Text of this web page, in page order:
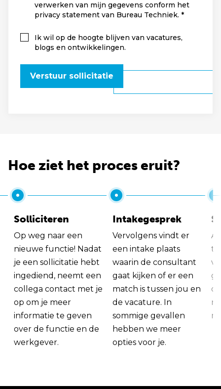
verwerken van mijn gegevens conform het
privacy statement van Bureau Techniek.
Ik wil op de hoogte blijven van vacatures,
blogs en ontwikkelingen.
Verstuur sollicitatie
Hoe ziet het proces eruit?
Solliciteren
Op weg naar een
nieuwe functie! Nadat
je een sollicitatie hebt
ingediend, neemt een
collega contact met je
op om je meer
informatie te geven
over de functie en de
werkgever.
Intakegesprek
Vervolgens vindt er
een intake plaats
waarin de consultant
gaat kijken of er een
match is tussen jou en
de vacature. In
sommige gevallen
hebben we meer
opties voor je.